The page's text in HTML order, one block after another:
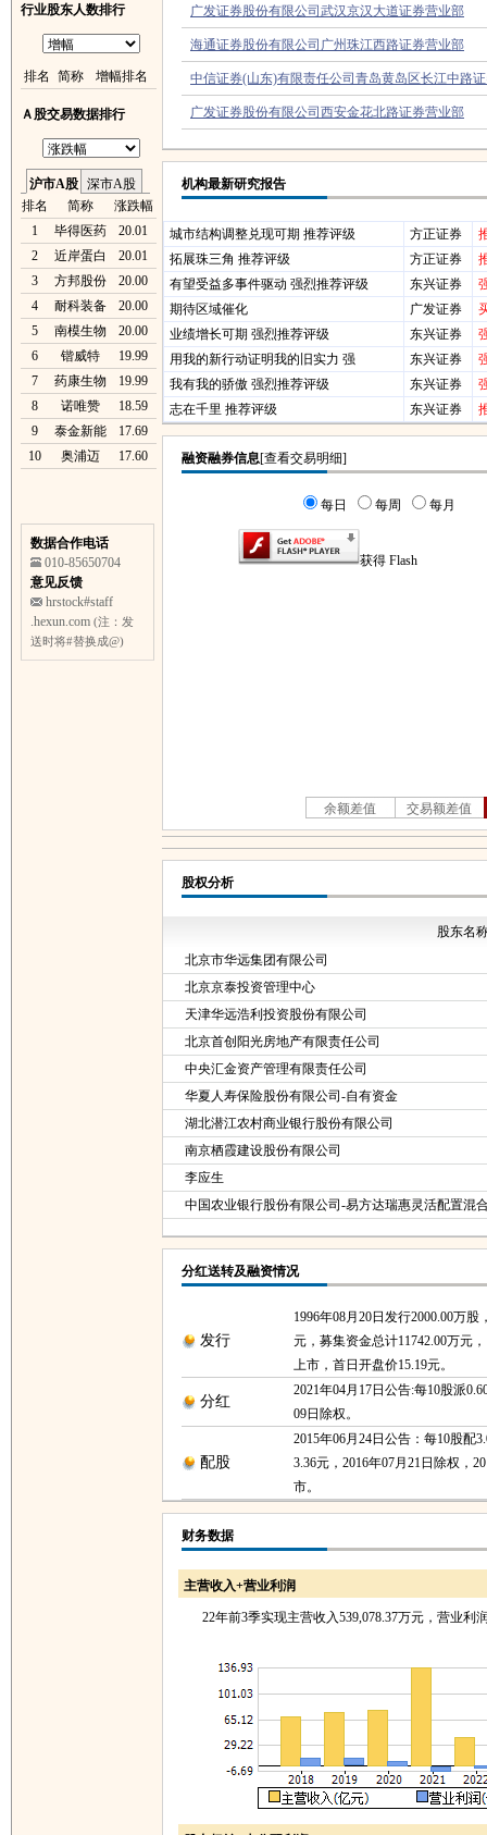
行业股东人数排行
排名 简称 增幅排名
Ａ股交易数据排行
沪市A股 深市A股
排名
简称
涨跌幅
1
毕得医药
20.01
2
近岸蛋白
20.01
3
方邦股份
20.00
4
耐科装备
20.00
5
南模生物
20.00
6
锴威特
19.99
7
药康生物
19.99
8
诺唯赞
18.59
9
泰金新能
17.69
10
奥浦迈 17.60
数据合作电话
010-85650704
意见反馈
hrstock#staff
.hexun.com (注：发
送时将#替换成@)
广发证券股份有限公司武汉京汉大道证券营业部
海通证券股份有限公司广州珠江西路证券营业部
中信证券(山东)有限责任公司青岛黄岛区长江中路
广发证券股份有限公司西安金花北路证券营业部
机构最新研究报告
城市结构调整兑现可期 推荐评级 方正证券
拓展珠三角 推荐评级
方正证券
有望受益多事件驱动 强烈推荐评级
东兴证券
期待区域催化
广发证券
业绩增长可期 强烈推荐评级
东兴证券
用我的新行动证明我的旧实力 强
东兴证券
我有我的骄傲 强烈推荐评级
东兴证券
志在千里 推荐评级
东兴证券
股权分析
股东名
北京市华远集团有限公司
北京京泰投资管理中心
天津华远浩利投资股份有限公司
北京首创阳光房地产有限责任公司
中央汇金资产管理有限责任公司
华夏人寿保险股份有限公司-自有资金
湖北潜江农村商业银行股份有限公司
南京栖霞建设股份有限公司
李应生
中国农业银行股份有限公司-易方达瑞惠灵活配置混
分红送转及融资情况
发行
1996年08月20日发行2000.00万股
元，募集资金总计11742.00万元
上市，首日开盘价15.19元。
分红
2021年04月17日公告:每10股派
09日除权。
配股
2015年06月24日公告：每10股配
3.36元，2016年07月21日除权，
市。
财务数据
主营收入+营业利润
22年前3季实现主营收入539,078.37万元，营业利